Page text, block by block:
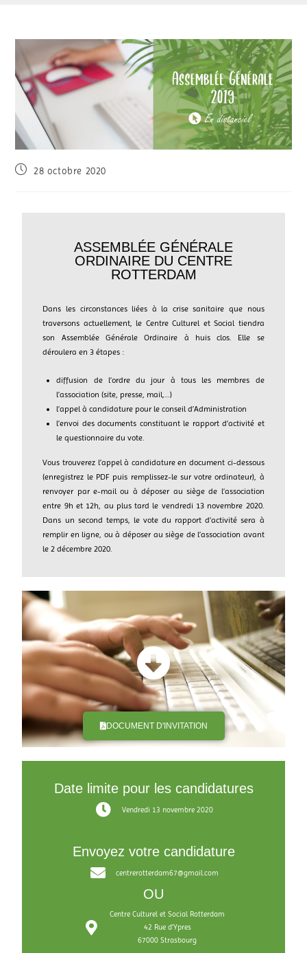
28 octobre 2020
ASSEMBLÉE GÉNÉRALE
ORDINAIRE DU CENTRE
ROTTERDAM
Dans les circonstances liées à la crise sanitaire que nous
traversons actuellement, le Centre Culturel et Social tiendra
son Assemblée Générale Ordinaire à huis clos. Elle se
déroulera en 3 étapes :
diffusion de l’ordre du jour à tous les membres de
l’association (site, presse, mail,…)
l’appel à candidature pour le conseil d’Administration
l’envoi des documents constituant le rapport d’activité et
le questionnaire du vote.
Vous trouverez l’appel à candidature en document ci-dessous
(enregistrez le PDF puis remplissez-le sur votre ordinateur), à
renvoyer par e-mail ou à déposer au siège de l’association
entre 9h et 12h, au plus tard le vendredi 13 novembre 2020.
Dans un second temps, le vote du rapport d’activité sera à
remplir en ligne, ou à déposer au siège de l’association avant
le 2 décembre 2020.
DOCUMENT D'INVITATION
Date limite pour les candidatures
Vendredi 13 novembre 2020
Envoyez votre candidature
centrerotterdam67@gmail.com
OU
Centre Culturel et Social Rotterdam
42 Rue d’Ypres
67000 Strasbourg​